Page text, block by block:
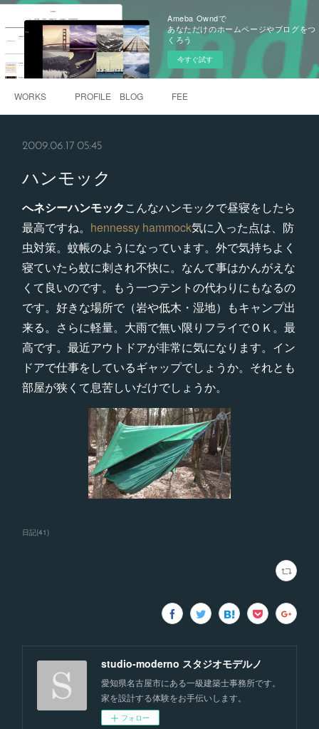
Ameba Owndで
あなただけのホームページやブログをつ
くろう
今すぐ試す
WORKS PROFILE BLOG FEE
2009.06.17 05:45
ハンモック
へネシーハンモックこんなハンモックで昼寝をしたら
最高ですね。 hennessy hammock気に入った点は、防
虫対策。蚊帳のようになっています。外で気持ちよく
寝ていたら蚊に刺され不快に。なんて事はかんがえな
くて良いのです。もう一つテントの代わりにもなるの
です。好きな場所で（岩や低木・湿地）もキャンプ出
来る。さらに軽量。大雨で無い限りフライでＯＫ。最
高です。最近アウトドアが非常に気になります。イン
ドアで仕事をしているギャップでしょうか。それとも
部屋が狭くて息苦しいだけでしょうか。
日記(41)
studio-moderno スタジオモデルノ
愛知県名古屋市にある一級建築士事務所です。
家を設計する体験をお手伝いします。
フォロー